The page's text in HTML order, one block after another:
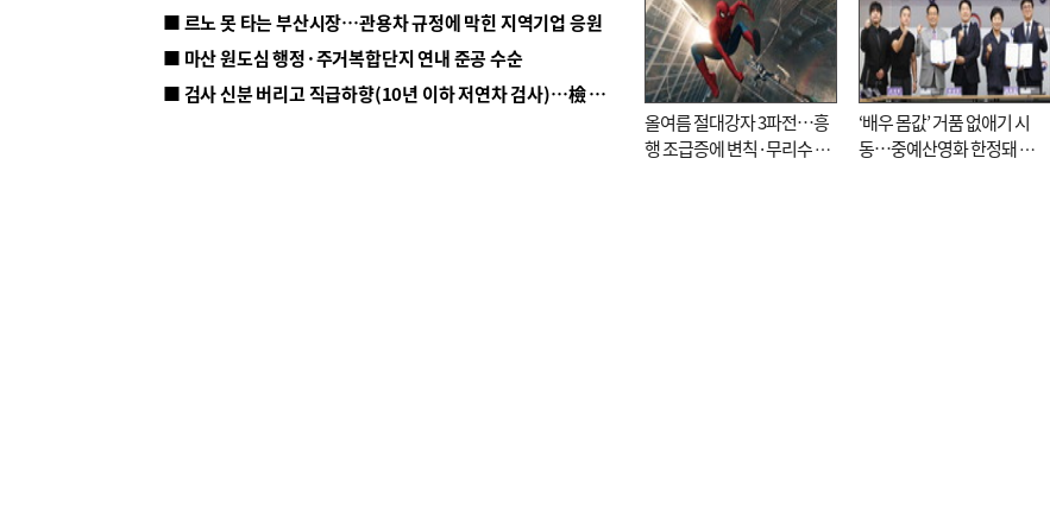
■ 르노 못 타는 부산시장…관용차 규정에 막힌 지역기업 응원
■ 마산 원도심 행정·주거복합단지 연내 준공 수순
■ 검사 신분 버리고 직급하향(10년 이하 저연차 검사)…檢 중수청행 기피
올여름 절대강자 3파전…흥
행 조급증에 변칙·무리수 마
‘배우 몸값’ 거품 없애기 시
동…중예산영화 한정돼 실